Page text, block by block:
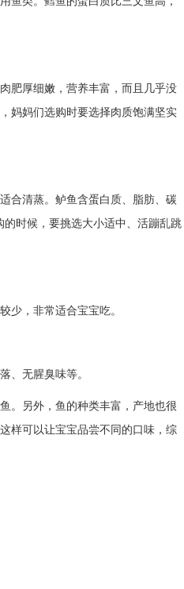
肥厚细嫩，营养丰富，而且几乎没
妈妈们选购时要选择肉质饱满坚实
合清蒸。鲈鱼含蛋白质、脂肪、碳
时候，要挑选大小适中、活蹦乱跳
，非常适合宝宝吃。
无腥臭味等。
。另外，鱼的种类丰富，产地也很
样可以让宝宝品尝不同的口味，综